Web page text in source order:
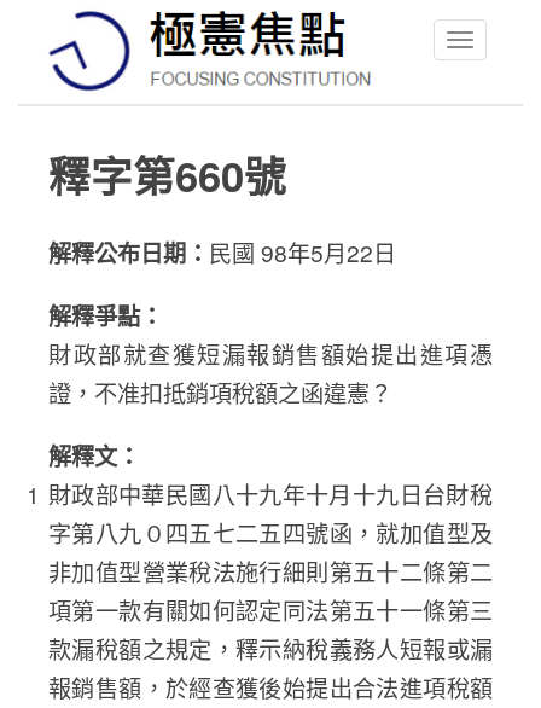
Toggle
釋字第660號
解釋公布日期： 民國 98年5月22日
解釋爭點：
財政部就查獲短漏報銷售額始提出進項憑
證，不准扣抵銷項稅額之函違憲？
解釋文：
財政部中華民國八十九年十月十九日台財稅
字第八九０四五七二五四號函，就加值型及
非加值型營業稅法施行細則第五十二條第二
項第一款有關如何認定同法第五十一條第三
款漏稅額之規定，釋示納稅義務人短報或漏
報銷售額，於經查獲後始提出合法進項稅額